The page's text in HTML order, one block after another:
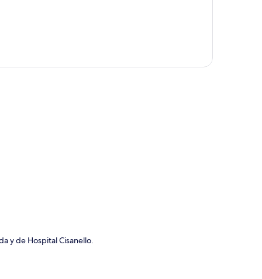
y de Hospital Cisanello.